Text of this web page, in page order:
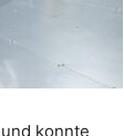
konnte